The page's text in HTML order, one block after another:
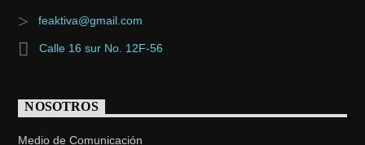
feaktiva@gmail.com
Calle 16 sur No. 12F-56
NOSOTROS
Medio de Comunicación